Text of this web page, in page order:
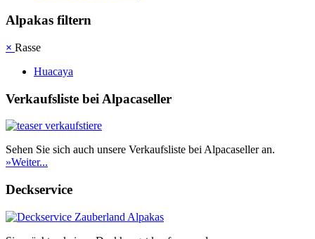
Alpakas filtern
× Rasse
Huacaya
Verkaufsliste bei Alpacaseller
Sehen Sie sich auch unsere Verkaufsliste bei Alpacaseller an.
»Weiter...
Deckservice